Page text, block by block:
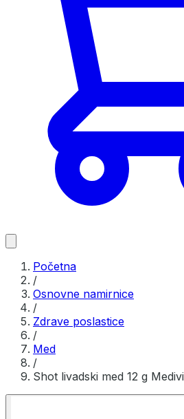
Početna
/
Osnovne namirnice
/
Zdrave poslastice
/
Med
/
Shot livadski med 12 g Medivi